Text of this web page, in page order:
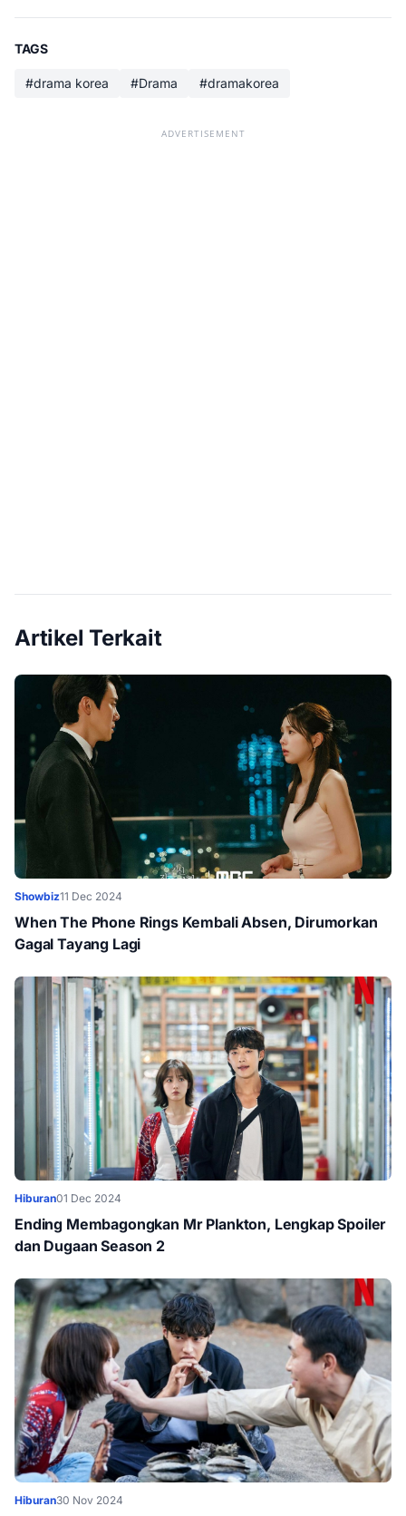
TAGS
#drama korea #Drama #dramakorea
ADVERTISEMENT
Artikel Terkait
Showbiz11 Dec 2024
When The Phone Rings Kembali Absen, Dirumorkan
Gagal Tayang Lagi
Hiburan01 Dec 2024
Ending Membagongkan Mr Plankton, Lengkap Spoiler
dan Dugaan Season 2
Hiburan30 Nov 2024